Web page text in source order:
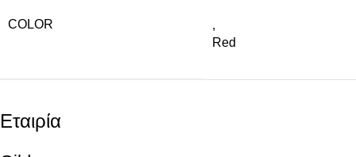
COLOR
,
Red
Εταιρία